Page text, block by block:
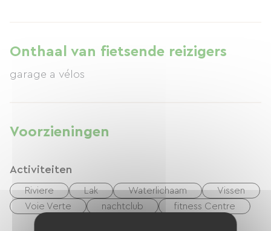
Onthaal van fietsende reizigers
garage a vélos
Voorzieningen
Activiteiten
Riviere Lak Waterlichaam
Vissen
Voie Verte
nachtclub fitness Centre